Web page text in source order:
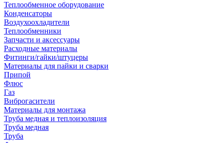
Теплообменное оборудование
Конденсаторы
Воздухоохладители
Теплообменники
Запчасти и аксессуары
Расходные материалы
Фитинги/гайки/штуцеры
Материалы для пайки и сварки
Припой
Флюс
Газ
Виброгасители
Материалы для монтажа
Труба медная и теплоизоляция
Труба медная
Труба